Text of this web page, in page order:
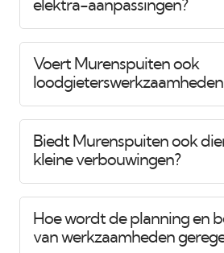
elektra-aanpassingen?
Voert Murenspuiten ook
Biedt Murenspuiten ook
kleine verbouwingen?
Hoe wordt de planning en
van werkzaamheden